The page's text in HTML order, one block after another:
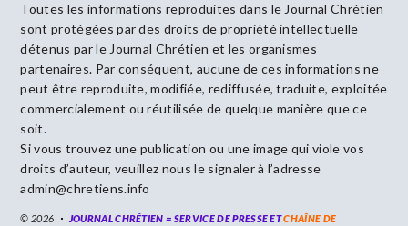
Toutes les informations reproduites dans le Journal Chrétien
sont protégées par des droits de propriété intellectuelle
détenus par le Journal Chrétien et les organismes
partenaires. Par conséquent, aucune de ces informations ne
peut être reproduite, modifiée, rediffusée, traduite, exploitée
commercialement ou réutilisée de quelque manière que ce
soit.
Si vous trouvez une publication ou une image qui viole vos
droits d’auteur, veuillez nous le signaler à l’adresse
admin@chretiens.info
© 2026 JOURNAL CHRÉTIEN = SERVICE DE PRESSE ETCHAÎNE DE